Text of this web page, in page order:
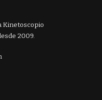
Kinetoscopio
2009.